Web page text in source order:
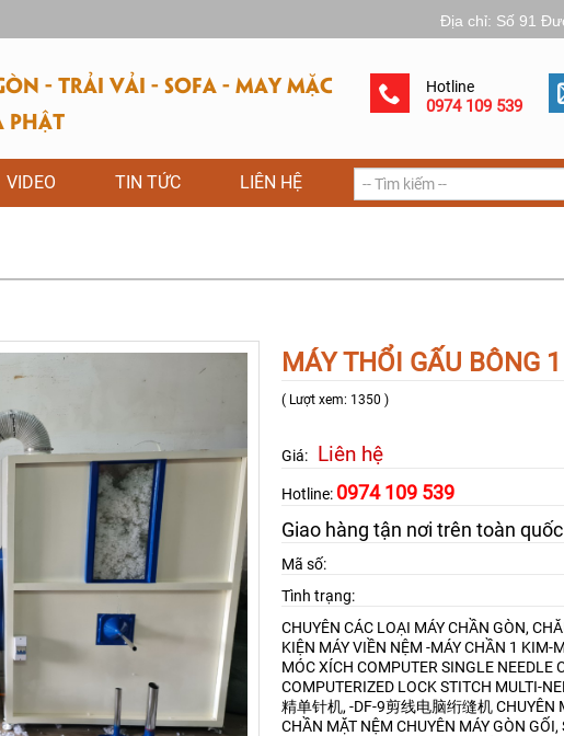
Địa chỉ: Số 91
- TRẢI VẢI - SOFA - MAY MẶC
PHẬT
Hotline
0974 109 539
VIDEO TIN TỨC LIÊN HỆ
MÁY THỔI GẤU BÔNG
( Lượt xem: 1350 )
Giá: Liên hệ
Hotline: 0974 109 539
Giao hàng tận nơi trên toàn quốc
Mã số:
Tình trạng:
CHUYÊN CÁC LOẠI MÁY CHẦN GÒN,
KIỆN MÁY VIỀN NỆM -MÁY CHẦN 1 KIM-
MÓC XÍCH COMPUTER SINGLE NEEDLE
COMPUTERIZED LOCK STITCH MULTI-
精单针机, -DF-9剪线电脑绗缝机CHUYÊN
CHẦN MẶT NỆMCHUYÊN MÁY GÒN